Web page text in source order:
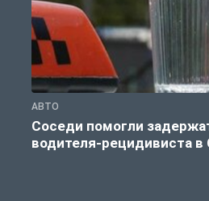
АВТО
Соседи помогли
водителя-рецидивиста